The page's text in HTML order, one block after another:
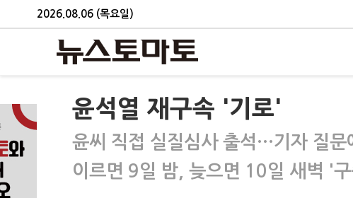
2026.08.06 (목요일)
윤석열 재구속 '기로'
윤씨 직접 실질심사 출석…기자 질문
이르면 9일 밤, 늦으면 10일 새벽 '